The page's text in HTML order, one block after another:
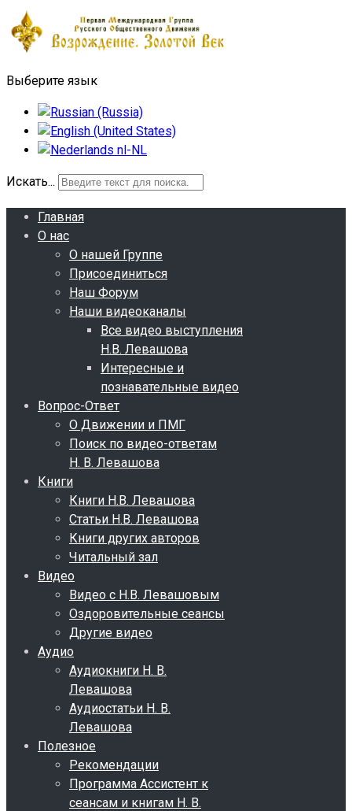
Выберите язык
Искать...
Главная
О нас
О нашей Группе
Присоединиться
Наш Форум
Наши видеоканалы
Все видео выступления
Н.В. Левашова
Интересные и
познавательные видео
Вопрос-Ответ
О Движении и ПМГ
Поиск по видео-ответам
Н. В. Левашова
Книги
Книги Н.В. Левашова
Статьи Н.В. Левашова
Книги других авторов
Читальный зал
Видео
Видео с Н.В. Левашовым
Оздоровительные сеансы
Другие видео
Аудио
Аудиокниги Н. В.
Левашова
Аудиостатьи Н. В.
Левашова
Полезное
Рекомендации
Программа Ассистент к
сеансам и книгам Н. В.